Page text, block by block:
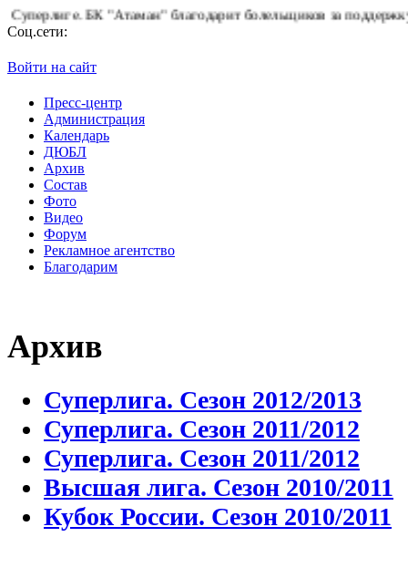
благодарит болельщиков за поддержку!Горячая линия "БК
Соц.сети:
Войти на сайт
Пресс-центр
Администрация
Календарь
ДЮБЛ
Архив
Состав
Фото
Видео
Форум
Рекламное агентство
Благодарим
Архив
Суперлига. Сезон 2012/2013
Суперлига. Сезон 2011/2012
Суперлига. Сезон 2011/2012
Высшая лига. Сезон 2010/2011
Кубок России. Сезон 2010/2011